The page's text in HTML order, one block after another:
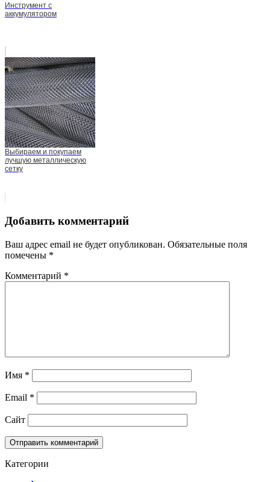
Инструмент с
аккумулятором
Выбираем и покупаем
лучшую металлическую
сетку
Добавить комментарий
Ваш адрес email не будет опубликован. Обязательные поля
помечены *
Комментарий *
Имя *
Email *
Сайт
Категории